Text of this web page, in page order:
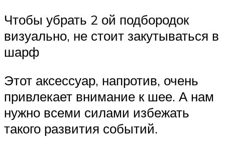
Чтобы убрать 2 ой подбородок
визуально, не стоит закутываться в
шарф
Этот аксессуар, напротив, очень
привлекает внимание к шее. А нам
нужно всеми силами избежать
такого развития событий.